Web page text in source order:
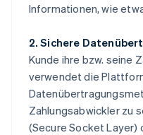
Informationen, wie
2. Sichere
Kunde ihre bzw. seine
verwendet die
Zahlungsabwickler zu
(Secure Socket